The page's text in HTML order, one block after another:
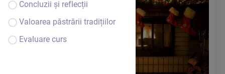
Concluzii și reflecții
Valoarea păstrării tradițiilor
Evaluare curs